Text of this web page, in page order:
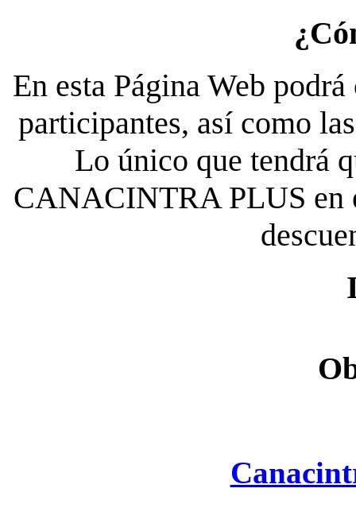
En esta Página Web
participantes, así como
Lo único que tendrá
CANACINTRA PLUS en